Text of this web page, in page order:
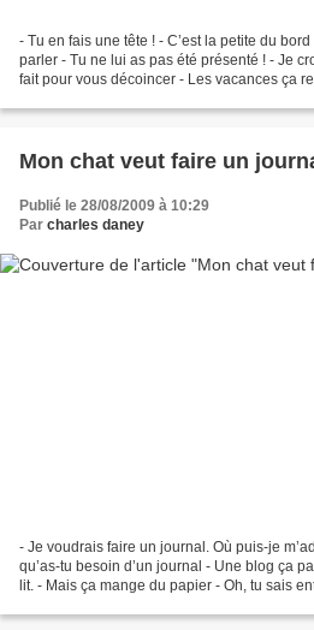
- Tu en fais une tête ! - C’est la petite du
parler - Tu ne lui as pas été présenté ! - Je
fait pour vous décoincer - Les vacances ça
Mon chat veut faire un
Publié le 28/08/2009 à 10:29
Par charles daney
- Je voudrais faire un journal. Où puis-je
qu’as-tu besoin d’un journal - Une blog ça
lit. - Mais ça mange du papier - Oh, tu sais